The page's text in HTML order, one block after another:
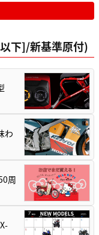
下]/新基準原付)
わ
周